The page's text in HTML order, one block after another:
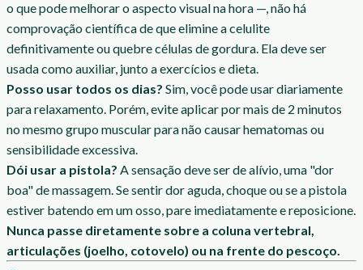
o que pode melhorar o aspecto visual na hora —, não há
comprovação científica de que elimine a celulite
definitivamente ou quebre células de gordura. Ela deve ser
usada como auxiliar, junto a exercícios e dieta.
Posso usar todos os dias? Sim, você pode usar diariamente
para relaxamento. Porém, evite aplicar por mais de 2 minutos
no mesmo grupo muscular para não causar hematomas ou
sensibilidade excessiva.
Dói usar a pistola? A sensação deve ser de alívio, uma "dor
boa" de massagem. Se sentir dor aguda, choque ou se a pistola
estiver batendo em um osso, pare imediatamente e reposicione.
Nunca passe diretamente sobre a coluna vertebral,
articulações (joelho, cotovelo) ou na frente do pescoço.